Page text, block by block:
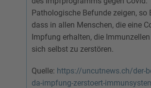
Pathologische Befunde zeigen, so
dass in allen Menschen, die eine
Impfung erhalten, die
sich selbst zu zerstören.
Quelle: https://uncutnews.ch/der-
da-impfung-zerstoert-